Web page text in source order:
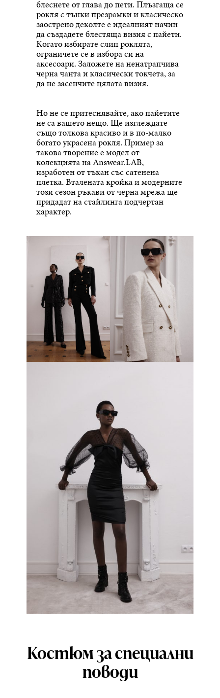
блеснете от глава до пети. Плъзгаща се
рокля с тънки презрамки и класическо
заострено деколте е идеалният начин
да създадете блестяща визия с пайети.
Когато избирате слип роклята,
ограничете се в избора си на
аксесоари. Заложете на ненатрапчива
черна чанта и класически токчета, за
да не засенчите цялата визия.
Но не се притеснявайте, ако пайетите
не са вашето нещо. Ще изглеждате
също толкова красиво и в по-малко
богато украсена рокля. Пример за
такова творение е модел от
колекцията на Answear.LAB,
изработен от тъкан със сатенена
плетка. Вталената кройка и модерните
този сезон ръкави от черна мрежа ще
придадат на стайлинга подчертан
характер.
Костюм за специални
поводи